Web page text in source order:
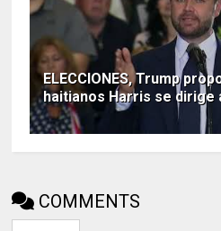
ELECCIONES, Trump
haitianos Harris se dirige
COMMENTS